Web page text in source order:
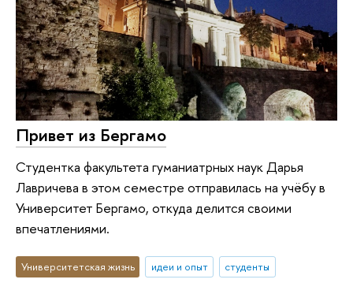
Привет из Бергамо
Студентка факультета гуманиатрных наук Дарья
Лавричева в этом семестре отправилась на учёбу в
Университет Бергамо, откуда делится своими
впечатлениями.
Университетская жизнь идеи и опыт студенты